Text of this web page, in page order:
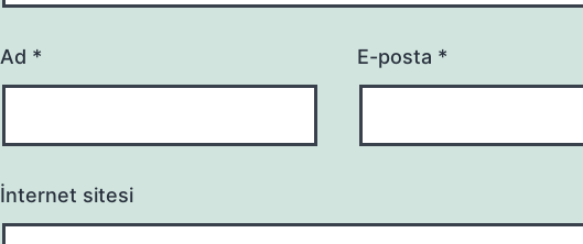
Ad * E-posta *
İnternet sitesi